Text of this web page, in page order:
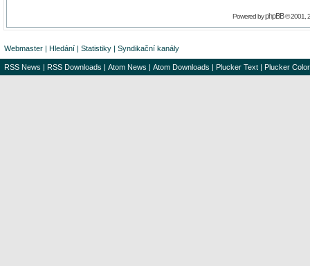
Powered byphpBB© 2001,
Webmaster | Hledání | Statistiky | Syndikační kanály
RSS News | RSS Downloads | Atom News | Atom Downloads | Plucker Text | Plucker Color